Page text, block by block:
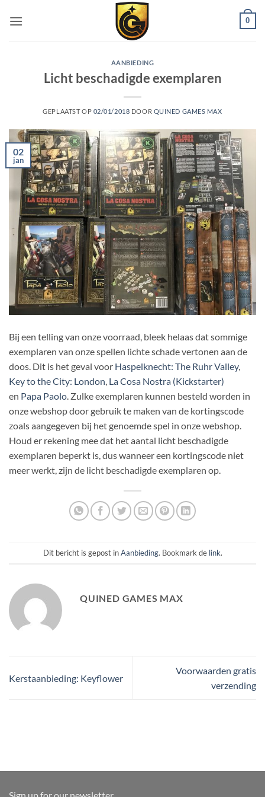
0
AANBIEDING
Licht beschadigde exemplaren
GEPLAATST OP 02/01/2018 DOOR QUINED GAMES MAX
02
jan
Bij een telling van onze voorraad, bleek helaas dat sommige
exemplaren van onze spellen lichte schade vertonen aan de
doos. Dit is het geval voor Haspelknecht: The Ruhr Valley,
Key to the City: London, La Cosa Nostra (Kickstarter)
en Papa Paolo. Zulke exemplaren kunnen besteld worden in
onze webshop door gebruik te maken van de kortingscode
zoals aangegeven bij het genoemde spel in onze webshop.
Houd er rekening mee dat het aantal licht beschadigde
exemplaren beperkt is, dus wanneer een kortingscode niet
meer werkt, zijn de licht beschadigde exemplaren op.
Dit bericht is gepost inAanbieding. Bookmark de link.
QUINED GAMES MAX
Kerstaanbieding: Keyflower
Voorwaarden gratis
verzending